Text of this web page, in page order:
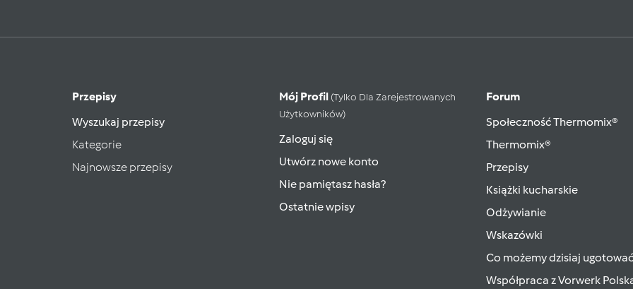
Przepisy
Wyszukaj przepisy
Kategorie
Najnowsze przepisy
Mój Profil (tylko Dla Zarejestrowanych
Użytkowników)
Zaloguj się
Utwórz nowe konto
Nie pamiętasz hasła?
Ostatnie wpisy
Forum
Społeczność Thermomix®
Thermomix®
Przepisy
Książki kucharskie
Odżywianie
Wskazówki
Co możemy dzisiaj
Współpraca z Vorwerk